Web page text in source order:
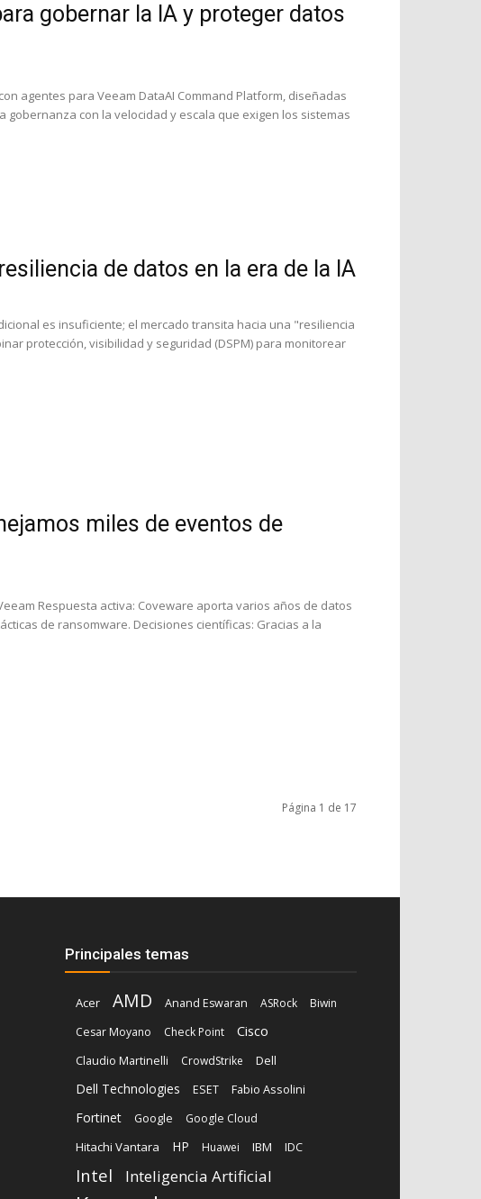
gobernar la IA y proteger datos
agentes para Veeam DataAI Command Platform, diseñadas
con la velocidad y escala que exigen los sistemas
de datos en la era de la IA
es insuficiente; el mercado transita hacia una "resiliencia
protección, visibilidad y seguridad (DSPM) para monitorear
miles de eventos de
Respuesta activa: Coveware aporta varios años de datos
de ransomware. Decisiones científicas: Gracias a la
Página 1 de 17
Principales temas
Acer AMD Anand Eswaran ASRock
Biwin
Cesar Moyano
Check Point Cisco
Claudio Martinelli CrowdStrike Dell
Dell Technologies ESET Fabio Assolini
Fortinet Google Google Cloud
Hitachi Vantara HP Huawei IBM IDC
Intel Inteligencia Artificial